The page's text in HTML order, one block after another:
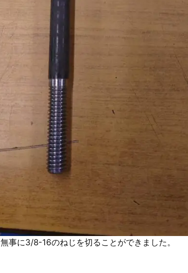
無事に3/8-16のねじを切ることができました。